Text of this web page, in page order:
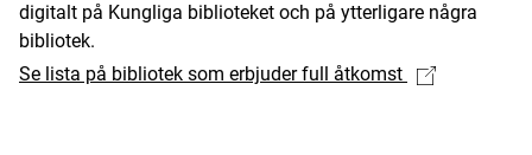
digitalt på Kungliga biblioteket och på ytterligare några
bibliotek.
Se lista på bibliotek som erbjuder full åtkomst